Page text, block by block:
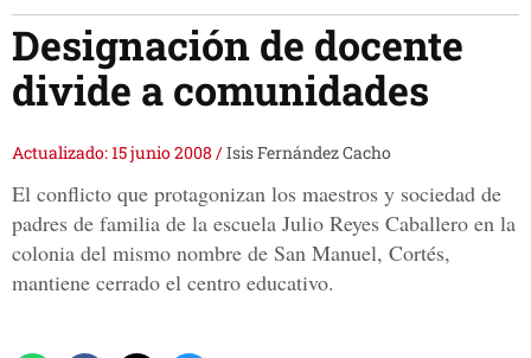
Designación de docente
divide a comunidades
Actualizado: 15 junio 2008 /Isis Fernández Cacho
El conflicto que protagonizan los maestros y sociedad de
padres de familia de la escuela Julio Reyes Caballero en la
colonia del mismo nombre de San Manuel, Cortés,
mantiene cerrado el centro educativo.